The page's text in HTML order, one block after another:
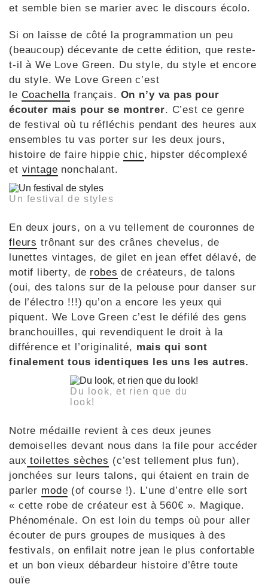
et semble bien se marier avec le discours écolo.
Si on laisse de côté la programmation un peu
(beaucoup) décevante de cette édition, que reste-
t-il à We Love Green. Du style, du style et encore
du style. We Love Green c’est
le Coachella français. On n’y va pas pour
écouter mais pour se montrer. C’est ce genre
de festival où tu réfléchis pendant des heures aux
ensembles tu vas porter sur les deux jours,
histoire de faire hippiechic, hipster décomplexé
et vintage nonchalant.
Un festival de styles
En deux jours, on a vu tellement de couronnes de
fleurs trônant sur des crânes chevelus, de
lunettes vintages, de gilet en jean effet délavé, de
motif liberty, de robes de créateurs, de talons
(oui, des talons sur de la pelouse pour danser sur
de l’électro !!!) qu’on a encore les yeux qui
piquent. We Love Green c’est le défilé des gens
branchouilles, qui revendiquent le droit à la
différence et l’originalité, mais qui sont
finalement tous identiques les uns les autres.
Du look, et rien que du
look!
Notre médaille revient à ces deux jeunes
demoiselles devant nous dans la file pour accéder
aux toilettes sèches (c’est tellement plus fun),
jonchées sur leurs talons, qui étaient en train de
parler mode (of course !). L’une d’entre elle sort
« cette robe de créateur est à 560€ ». Magique.
Phénoménale. On est loin du temps où pour aller
écouter de purs groupes de musiques à des
festivals, on enfilait notre jean le plus confortable
et un bon vieux débardeur histoire d’être toute
ouïe